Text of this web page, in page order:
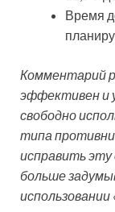
Время
Комментарий
эффективен и
свободно
типа
исправить эту
больше
использовании